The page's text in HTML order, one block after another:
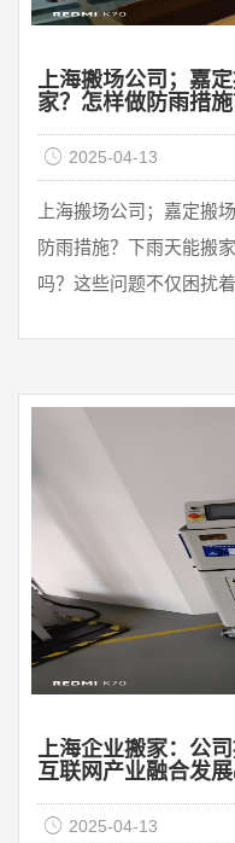
上海搬场公司；嘉
家？怎样做防雨措施
2025-04-13
上海搬场公司；嘉定搬
防雨措施？下雨天能搬
吗？这些问题不仅困扰
话预约的搬家时间应该
还是愿意在雨天如期搬
期，但也有少数客户因
只要不是台风天 ...
上海企业搬家：公
互联网产业融合发展
2025-04-13